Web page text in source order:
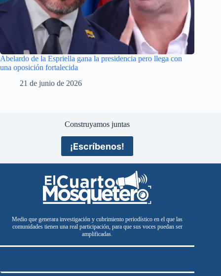
Abelardo de la Espriella gana la presidencia pero llega con
una oposición fortalecida
21 de junio de 2026
Construyamos juntas
¡Escríbenos!
Medio que generara investigación y cubrimiento periodístico en el que las
comunidades tienen una real participación, para que sus voces puedan ser
amplificadas.